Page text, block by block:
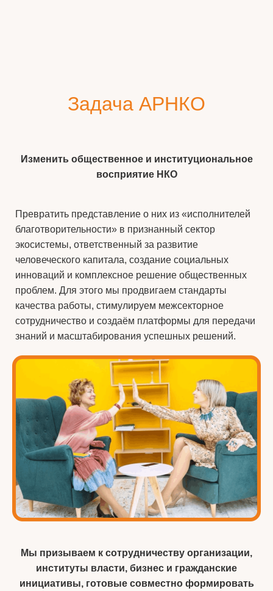
Задача АРНКО
Изменить общественное и институциональное
восприятие НКО
Превратить представление о них из «исполнителей
благотворительности» в признанный сектор
экосистемы, ответственный за развитие
человеческого капитала, создание социальных
инноваций и комплексное решение общественных
проблем. Для этого мы продвигаем стандарты
качества работы, стимулируем межсекторное
сотрудничество и создаём платформы для передачи
знаний и масштабирования успешных решений.
Мы призываем к сотрудничеству организации,
институты власти, бизнес и гражданские
инициативы, готовые совместно формировать